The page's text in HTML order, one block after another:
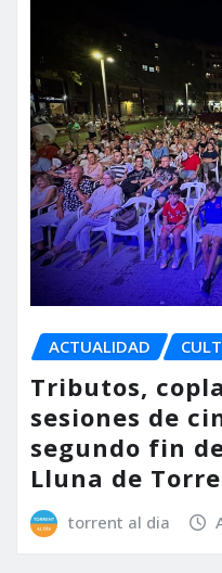
ACTUALIDAD
Tributos,
sesiones de
segundo fin
Lluna de
torrent al dia